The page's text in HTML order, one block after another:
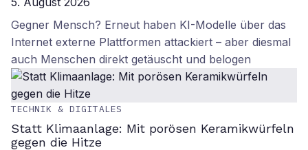
Gegner Mensch? Erneut haben KI-Modelle über das
Internet externe Plattformen attackiert – aber diesmal
auch Menschen direkt getäuscht und belogen
TECHNIK & DIGITALES
Statt Klimaanlage: Mit porösen Keramikwürfeln
gegen die Hitze